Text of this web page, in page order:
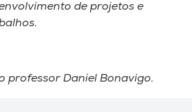
de projetos e
professor Daniel Bonavigo.